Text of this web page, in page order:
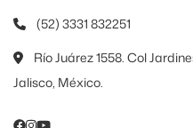
(52) 3331 832251
Río Juárez 1558. Col
Jalisco, México.